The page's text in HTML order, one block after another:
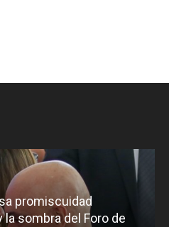
promiscuidad
sombra del Foro de